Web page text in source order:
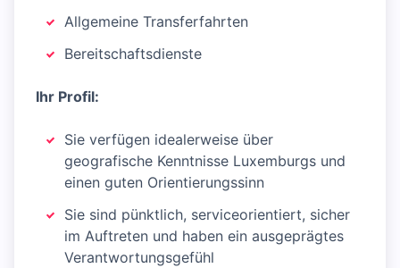
Allgemeine Transferfahrten
Bereitschaftsdienste
Ihr Profil:
Sie verfügen idealerweise über
geografische Kenntnisse Luxemburgs und
einen guten Orientierungssinn
Sie sind pünktlich, serviceorientiert, sicher
im Auftreten und haben ein ausgeprägtes
Verantwortungsgefühl